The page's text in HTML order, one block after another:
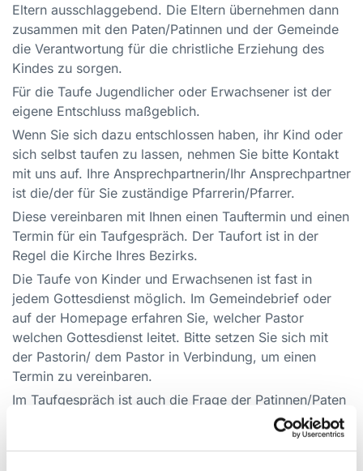
Eltern ausschlaggebend. Die Eltern übernehmen dann
zusammen mit den Paten/Patinnen und der Gemeinde
die Verantwortung für die christliche Erziehung des
Kindes zu sorgen.
Für die Taufe Jugendlicher oder Erwachsener ist der
eigene Entschluss maßgeblich.
Wenn Sie sich dazu entschlossen haben, ihr Kind oder
sich selbst taufen zu lassen, nehmen Sie bitte Kontakt
mit uns auf. Ihre Ansprechpartnerin/Ihr Ansprechpartner
ist die/der für Sie zuständige Pfarrerin/Pfarrer.
Diese vereinbaren mit Ihnen einen Tauftermin und einen
Termin für ein Taufgespräch. Der Taufort ist in der
Regel die Kirche Ihres Bezirks.
Die Taufe von Kinder und Erwachsenen ist fast in
jedem Gottesdienst möglich. Im Gemeindebrief oder
auf der Homepage erfahren Sie, welcher Pastor
welchen Gottesdienst leitet. Bitte setzen Sie sich mit
der Pastorin/ dem Pastor in Verbindung, um einen
Termin zu vereinbaren.
Im Taufgespräch ist auch die Frage der Patinnen/Paten
zu klären. Die Paten müssen einer christlichen Kirche
angehören. Einer der Patinnen/Paten soll evangelisch